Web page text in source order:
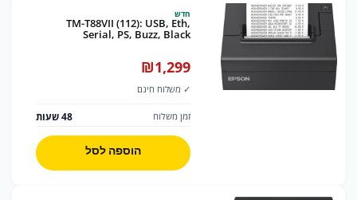
חדש
TM-T88VII (112): USB, Eth,
Serial, PS, Buzz, Black
₪1,299
✓ משלוח חינם
זמן משלוח 48 שעות
הוספה לסל